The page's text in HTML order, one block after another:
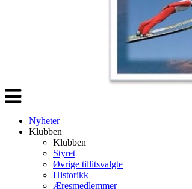
Veksle
navigasjon
Nyheter
Klubben
Klubben
Styret
Øvrige tillitsvalgte
Historikk
Æresmedlemmer